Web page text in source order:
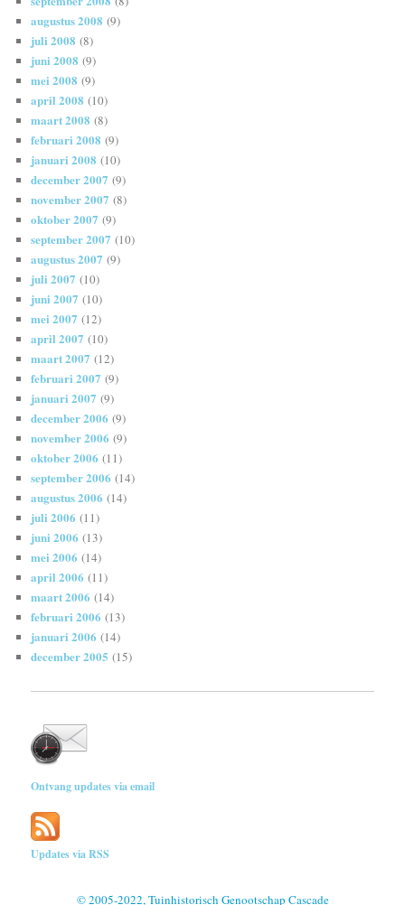
augustus 2008 (9)
juli 2008 (8)
juni 2008 (9)
mei 2008 (9)
april 2008 (10)
maart 2008 (8)
februari 2008 (9)
januari 2008 (10)
december 2007 (9)
november 2007 (8)
oktober 2007 (9)
september 2007 (10)
augustus 2007 (9)
juli 2007 (10)
juni 2007 (10)
mei 2007 (12)
april 2007 (10)
maart 2007 (12)
februari 2007 (9)
januari 2007 (9)
december 2006 (9)
november 2006 (9)
oktober 2006 (11)
september 2006 (14)
augustus 2006 (14)
juli 2006 (11)
juni 2006 (13)
mei 2006 (14)
april 2006 (11)
maart 2006 (14)
februari 2006 (13)
januari 2006 (14)
december 2005 (15)
Ontvang updates via email
Updates via RSS
© 2005-2022, Tuinhistorisch Genootschap Cascade